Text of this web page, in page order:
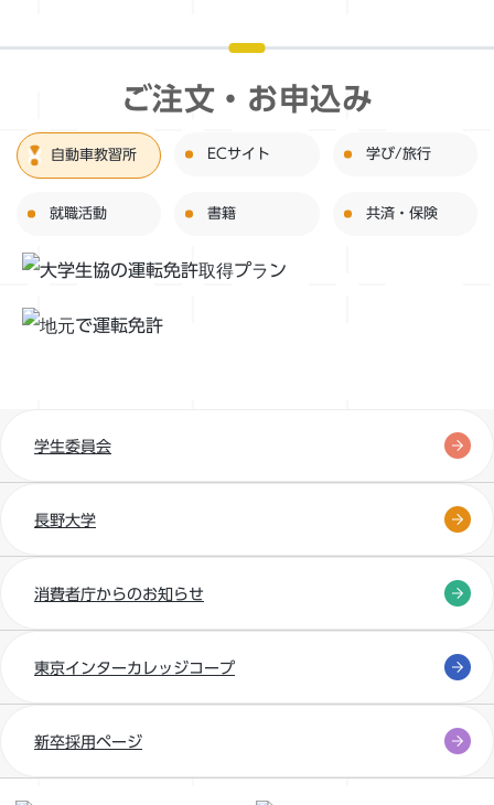
ご注文・お申込み
自動車教習所 ECサイト 学び/旅行
就職活動 書籍 共済・保険
学生委員会
長野大学
消費者庁からのお知らせ
東京インターカレッジコープ
新卒採用ページ